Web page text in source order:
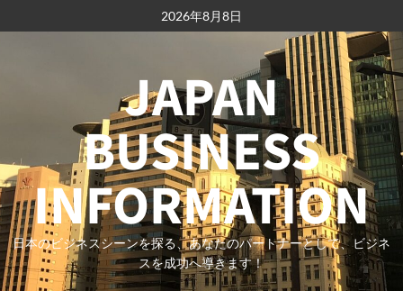
容
2026年8月8日
JAPAN
BUSINESS
INFORMATION
日本のビジネスシーンを探る、あなたのパートナーとして、ビジネ
スを成功へ導きます！